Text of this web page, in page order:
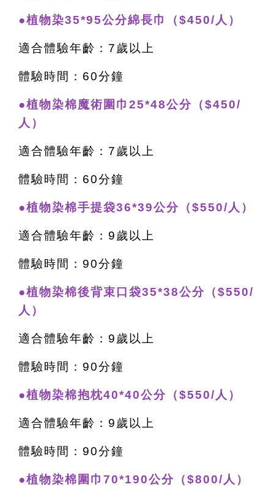
●植物染35*95公分綿長巾（$450/人）
適合體驗年齡：7歲以上
體驗時間：60分鐘
●植物染棉魔術圍巾25*48公分（$450/
人）
適合體驗年齡：7歲以上
體驗時間：60分鐘
●植物染棉手提袋36*39公分（$550/人）
適合體驗年齡：9歲以上
體驗時間：90分鐘
●植物染棉後背束口袋35*38公分（$550/
人）
適合體驗年齡：9歲以上
體驗時間：90分鐘
●植物染棉抱枕40*40公分（$550/人）
適合體驗年齡：9歲以上
體驗時間：90分鐘
●植物染棉圍巾70*190公分（$800/人）